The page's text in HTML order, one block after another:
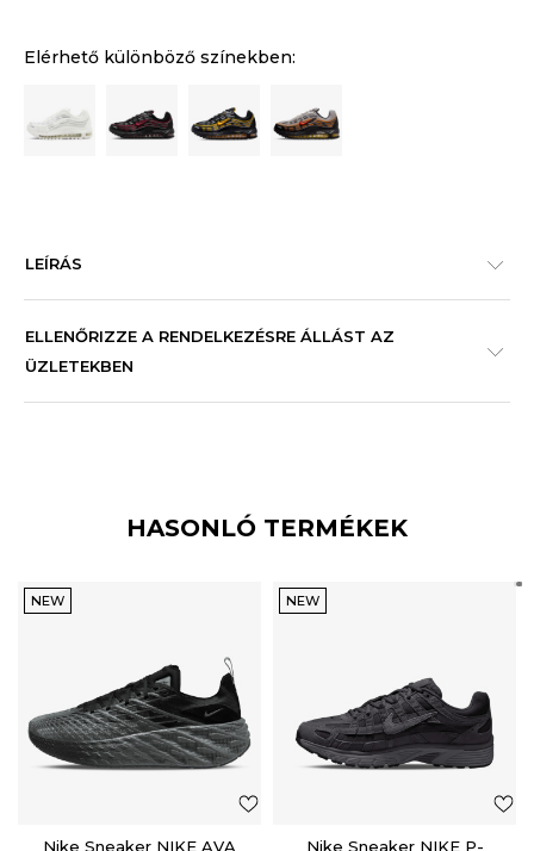
Elérhető különböző színekben:
LEÍRÁS
ELLENŐRIZZE A RENDELKEZÉSRE ÁLLÁST AZ
ÜZLETEKBEN
HASONLÓ TERMÉKEK
NEW
Nike Sneaker NIKE AVA
NEW
Nike Sneaker NIKE P-